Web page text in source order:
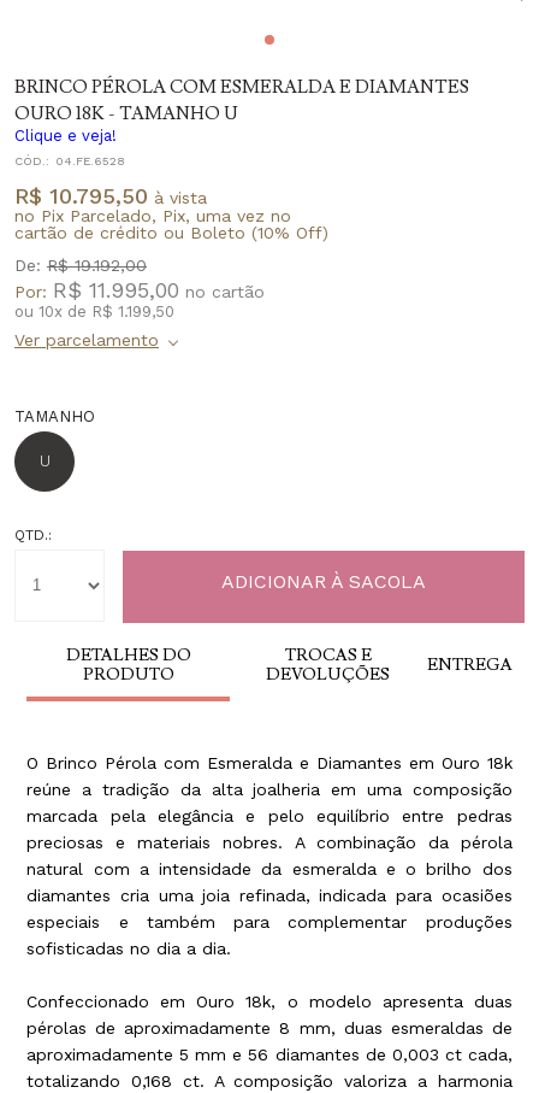
BRINCO PÉROLA COM ESMERALDA E DIAMANTES
OURO 18K - TAMANHO U
Clique e veja!
CÓD.: 04.FE.6528
R$ 10.795,50 à vista
no Pix Parcelado, Pix, uma vez no
cartão de crédito ou Boleto (10% Off)
De: R$ 19.192,00
Por: R$ 11.995,00
ou 10x de R$ 1.199,50
TAMANHO
U
QTD.:
DETALHES DO
PRODUTO
TROCAS E
DEVOLUÇÕES
ENTREGA
O Brinco Pérola com Esmeralda e Diamantes em Ouro 18k
reúne a tradição da alta joalheria em uma composição
marcada pela elegância e pelo equilíbrio entre pedras
preciosas e materiais nobres. A combinação da pérola
natural com a intensidade da esmeralda e o brilho dos
diamantes cria uma joia refinada, indicada para ocasiões
especiais e também para complementar produções
sofisticadas no dia a dia.
Confeccionado em Ouro 18k, o modelo apresenta duas
pérolas de aproximadamente 8 mm, duas esmeraldas de
aproximadamente 5 mm e 56 diamantes de 0,003 ct cada,
totalizando 0,168 ct. A composição valoriza a harmonia